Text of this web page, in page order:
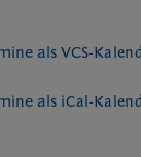
als VCS-
als iCal-